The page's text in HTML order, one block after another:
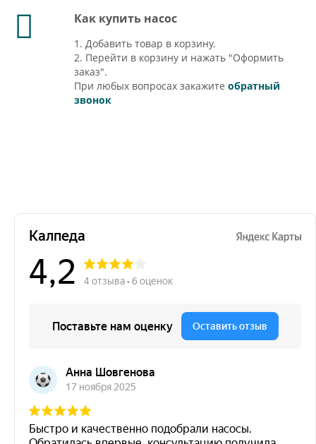
Как купить насос
1. Добавить товар в корзину.
2. Перейти в корзину и нажать "Оформить
заказ".
При любых вопросах закажите обратный
звонок